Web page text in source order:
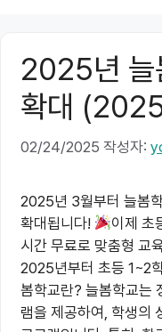
2025년 늘
확대
02/24/2025 작성자:
2025년 3월부터 늘봄
확대됩니다!
이제 초
시간 무료로 맞춤형 교
2025년부터 초등 1~2
봄학교란? 늘봄학교는
램을 제공하여, 학생의